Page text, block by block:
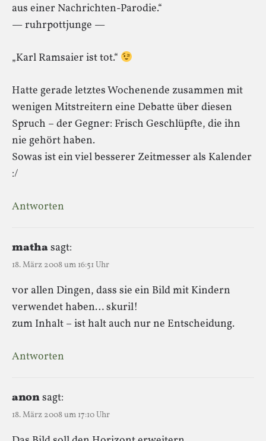
aus einer Nachrichten-Parodie.“
— ruhrpottjunge —
„Karl Ramsaier ist tot.“
Hatte gerade letztes Wochenende zusammen mit
wenigen Mitstreitern eine Debatte über diesen
Spruch – der Gegner: Frisch Geschlüpfte, die ihn
nie gehört haben.
Sowas ist ein viel besserer Zeitmesser als Kalender
:/
Antworten
mathasagt:
18. März 2008 um 16:51 Uhr
vor allen Dingen, dass sie ein Bild mit Kindern
verwendet haben… skuril!
zum Inhalt – ist halt auch nur ne Entscheidung.
Antworten
anonsagt:
18. März 2008 um 17:10 Uhr